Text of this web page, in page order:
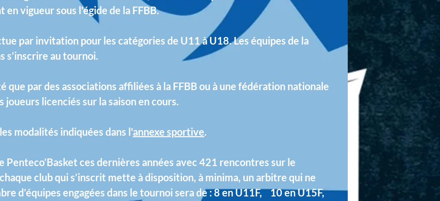
vigueur sous l'égide de la FFBB.
par invitation pour les catégories de U11 à U18.​Les équipes de la
s’inscrire au tournoi.
que par des associations affiliées à la FFBB ou à une fédération nationale
joueurs licenciés sur la saison en cours.
modalités indiquées dans l'annexe sportive.
Penteco’Basket ces dernières années avec 421 rencontres sur le
club qui s’inscrit mette à disposition, à minima, un arbitre qui ne
d’équipes engagées dans le tournoi sera de : 8 en U11F, 10 en U15F,